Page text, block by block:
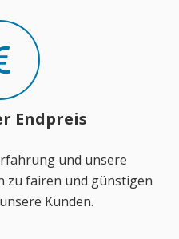
Endpreis
und unsere
zu fairen und günstigen
Kunden.